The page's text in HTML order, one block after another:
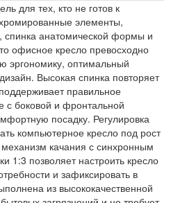
для тех, кто не готов к
элементы,
спинка анатомической формы и
офисное кресло превосходно
эргономику, оптимальный
Высокая спинка повторяет
правильное
с боковой и фронтальной
посадку. Регулировка
компьютерное кресло под рост
механизм качания с синхронным
1:3 позволяет настроить кресло
и зафиксировать в
из высококачественной